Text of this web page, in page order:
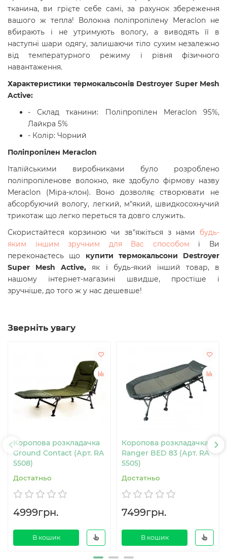
тканина, ви грієте себе самі, за рахунок збереження
вашого ж тепла! Волокна поліпропілену Meraclon не
вбирають і не утримують вологу, а виводять її в
наступні шари одягу, залишаючи тіло сухим незалежно
від температурного режиму і рівня фізичного
навантаження.
Характеристики термокальсонів Destroyer Super Mesh
Active:
- Склад тканини: Поліпропілен Meraclon 95%,
Лайкра 5%
- Колір: Чорний
Поліпропілен Meraclon
Італійськими виробниками було розроблено
поліпропіленове волокно, яке здобуло фірмову назву
Meraclon (Міра-клон). Воно дозволяє створювати не
абсорбуючий вологу, легкий, м"який, швидкосохнучий
трикотаж що легко переться та довго служить.
Скористайтеся корзиною чи зв"яжіться з нами будь-
яким іншим зручним для Вас способом і Ви
переконаєтесь що купити термокальсони Destroyer
Super Mesh Active,як і будь-який інший товар, в
нашому інтернет-магазині швидше, простіше і
зручніше, до того ж у нас дешевше!
Зверніть увагу
Коропова розкладачка
Ground Contact (Арт. RA
5508)
Достатньо
4999грн.
В кошик
Коропова розкладачка
Ranger BED 83 (Арт. RA
5505)
Достатньо
7499грн.
В кошик